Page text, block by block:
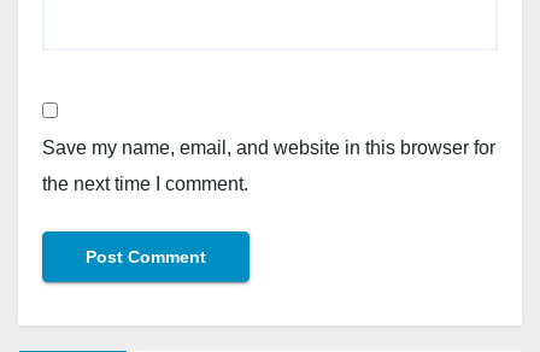
Save my name, email, and website in this browser for
the next time I comment.